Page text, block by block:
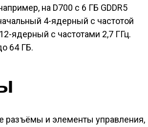
на D700 с 6 ГБ GDDR5
4-ядерный с частотой
ядерный с частотами 2,7 ГГц.
64 ГБ.
разъёмы и элементы управления,